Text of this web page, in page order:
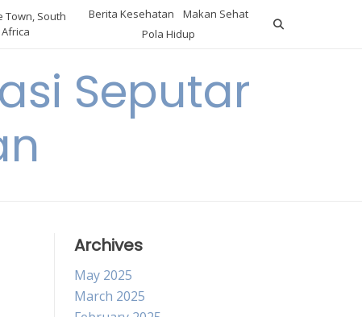
Town, South
Africa
Berita Kesehatan
Makan Sehat
Pola Hidup
Seputar
Archives
May 2025
March 2025